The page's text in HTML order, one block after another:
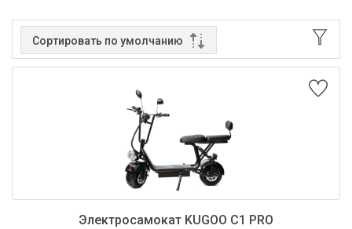
Сортировать по умолчанию
От дорогих к дешевым
Сортировать по рейтингу
Сортировать по названию
Электросамокат KUGOO C1 PRO